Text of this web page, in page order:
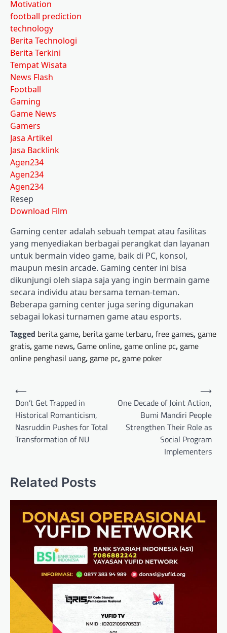
Motivation
football prediction
technology
Berita Technologi
Berita Terkini
Tempat Wisata
News Flash
Football
Gaming
Game News
Gamers
Jasa Artikel
Jasa Backlink
Agen234
Agen234
Agen234
Resep
Download Film
Gaming center adalah sebuah tempat atau fasilitas
yang menyediakan berbagai perangkat dan layanan
untuk bermain video game, baik di PC, konsol,
maupun mesin arcade. Gaming center ini bisa
dikunjungi oleh siapa saja yang ingin bermain game
secara individu atau bersama teman-teman.
Beberapa gaming center juga sering digunakan
sebagai lokasi turnamen game atau esports.
Tagged berita game, berita game terbaru,free games, game
gratis, game news, Game online, game online pc, game
online penghasil uang, game pc, game poker
Post
navigation
⟵
Don’t Get Trapped in
Historical Romanticism,
Nasruddin Pushes for Total
Transformation of NU
One Decade of Joint Action,
Bumi Mandiri People
Strengthen Their Role as
Social Program
Implementers
⟶
Related Posts